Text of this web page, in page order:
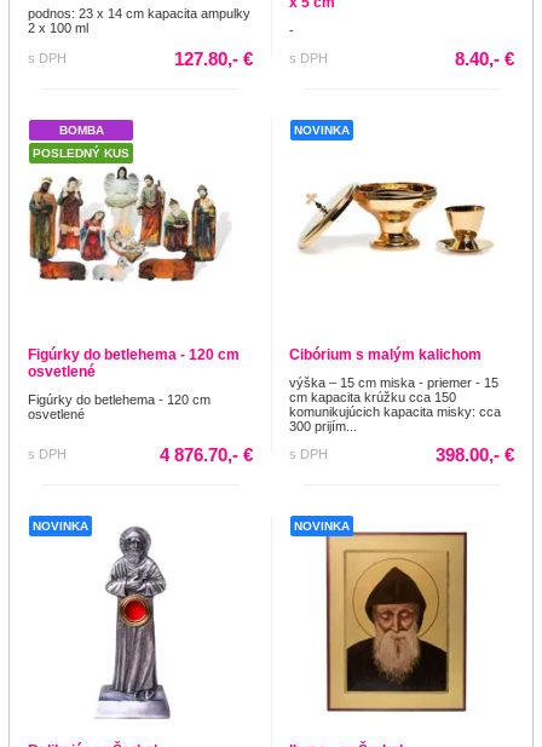
podnos: 23 x 14 cm kapacita ampulky
2 x 100 ml
s DPH 127.80,- €
-
s DPH
8.40,- €
BOMBA
POSLEDNÝ KUS
Figúrky do betlehema - 120 cm
osvetlené
Figúrky do betlehema - 120 cm
osvetlené
s DPH 4 876.70,- €
NOVINKA
Cibórium s malým kalichom
výška – 15 cm miska - priemer - 15
cm kapacita krúžku cca 150
komunikujúcich kapacita misky: cca
300 prijím...
s DPH
398.00,- €
NOVINKA NOVINKA